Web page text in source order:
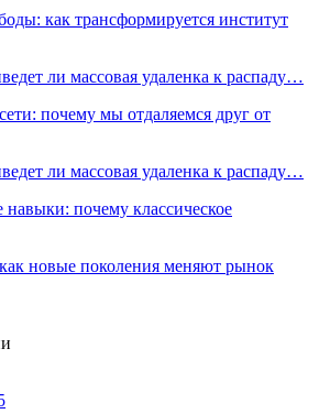
как трансформируется институт
ли массовая удаленка к распаду…
почему мы отдаляемся друг от
ли массовая удаленка к распаду…
почему классическое
новые поколения меняют рынок